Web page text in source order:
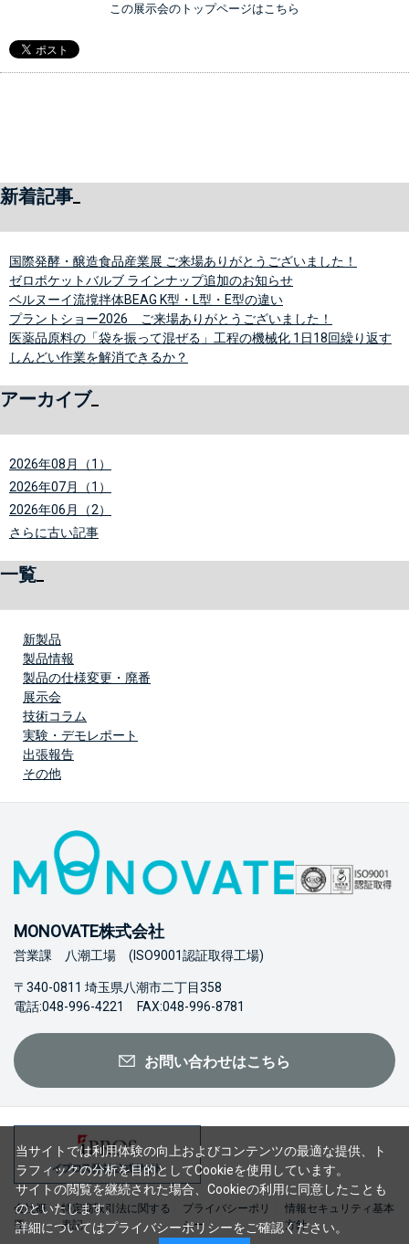
この展示会のトップページはこちら
新着記事
国際発酵・醸造食品産業展 ご来場ありがとうございました！
ゼロポケットバルブ ラインナップ追加のお知らせ
ベルヌーイ流撹拌体BEAG K型・L型・E型の違い
プラントショー2026 ご来場ありがとうございました！
医薬品原料の「袋を振って混ぜる」工程の機械化 1日18回繰り返す
しんどい作業を解消できるか？
アーカイブ
2026年08月（1）
2026年07月（1）
2026年06月（2）
さらに古い記事
一覧
新製品
製品情報
製品の仕様変更・廃番
展示会
技術コラム
実験・デモレポート
出張報告
その他
MONOVATE株式会社
営業課 八潮工場 (ISO9001認証取得工場)
〒340-0811 埼玉県八潮市二丁目358
電話:048-996-4221 FAX:048-996-8781
お問い合わせはこちら
会社概
要
特定商取引法に関する
表記
プライバシーポリ
シー
情報セキュリティ基本
方針
当サイトでは利用体験の向上およびコンテンツの最適な提供、ト
ラフィックの分析を目的としてCookieを使用しています。
サイトの閲覧を継続された場合、Cookieの利用に同意したことも
のといたします。
詳細についてはプライバシーポリシーをご確認ください。